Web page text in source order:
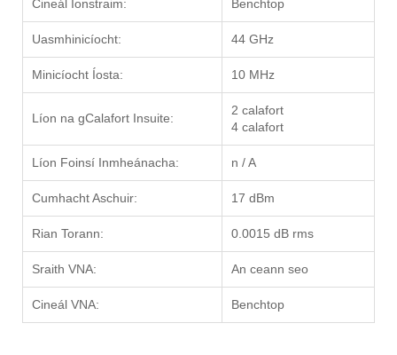
Cineál Ionstraim: Benchtop
Uasmhinicíocht: 44 GHz
Minicíocht Íosta: 10 MHz
Líon na gCalafort Insuite:
2 calafort
4 calafort
Líon Foinsí Inmheánacha: n / A
Cumhacht Aschuir: 17 dBm
Rian Torann: 0.0015 dB rms
Sraith VNA: An ceann seo
Cineál VNA: Benchtop